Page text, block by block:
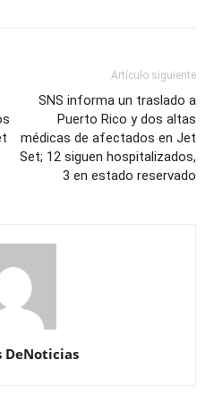
Artículo siguiente
SNS informa un traslado a
Puerto Rico y dos altas
médicas de afectados en Jet
Set; 12 siguen hospitalizados,
3 en estado reservado
DeNoticias